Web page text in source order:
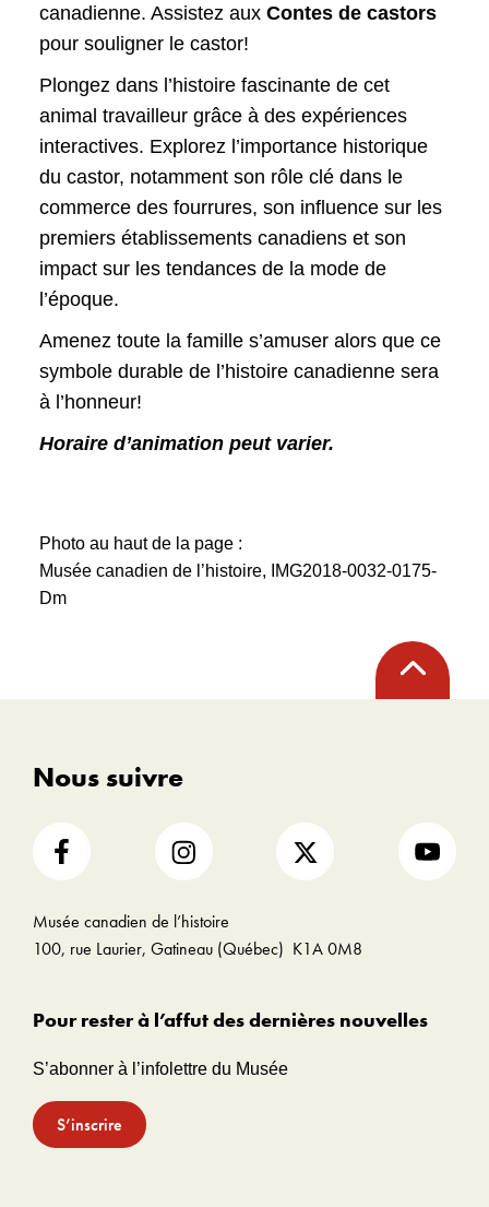
canadienne. Assistez aux Contes de castors
pour souligner le castor!
Plongez dans l’histoire fascinante de cet
animal travailleur grâce à des expériences
interactives. Explorez l’importance historique
du castor, notamment son rôle clé dans le
commerce des fourrures, son influence sur les
premiers établissements canadiens et son
impact sur les tendances de la mode de
l’époque.
Amenez toute la famille s’amuser alors que ce
symbole durable de l’histoire canadienne sera
à l’honneur!
Horaire d’animation peut varier.
Photo au haut de la page :
Musée canadien de l’histoire, IMG2018-0032-0175-
Dm
Retour
en
Nous suivre
Musée canadien de l’histoire
100, rue Laurier, Gatineau (Québec) K1A 0M8
Pour rester à l’affut des dernières nouvelles
S’abonner à l’infolettre du Musée
S’inscrire